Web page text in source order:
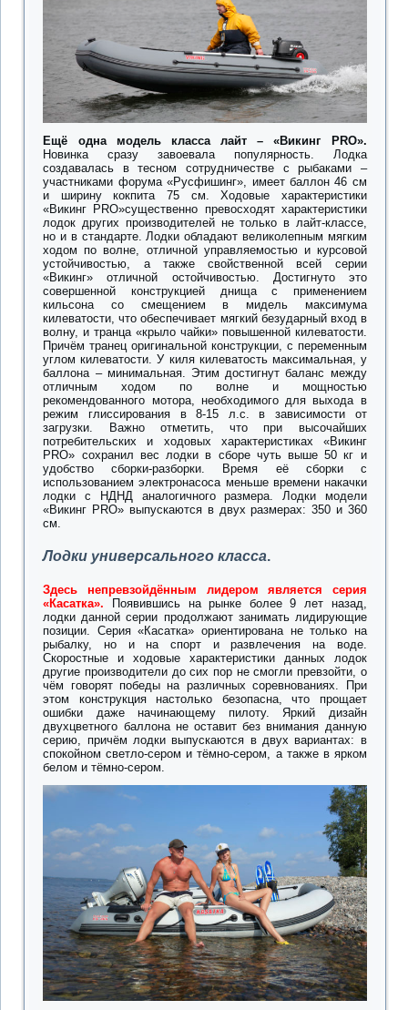
Ещё одна модель класса лайт – «Викинг PRO».
Новинка сразу завоевала популярность. Лодка
создавалась в тесном сотрудничестве с рыбаками –
участниками форума «Русфишинг», имеет баллон 46 см
и ширину кокпита 75 см. Ходовые характеристики
«Викинг PRO»существенно превосходят характеристики
лодок других производителей не только в лайт-классе,
но и в стандарте. Лодки обладают великолепным мягким
ходом по волне, отличной управляемостью и курсовой
устойчивостью, а также свойственной всей серии
«Викинг» отличной остойчивостью. Достигнуто это
совершенной конструкцией днища с применением
кильсона со смещением в мидель максимума
килеватости, что обеспечивает мягкий безударный вход в
волну, и транца «крыло чайки» повышенной килеватости.
Причём транец оригинальной конструкции, с переменным
углом килеватости. У киля килеватость максимальная, у
баллона – минимальная. Этим достигнут баланс между
отличным ходом по волне и мощностью
рекомендованного мотора, необходимого для выхода в
режим глиссирования в 8-15 л.с. в зависимости от
загрузки. Важно отметить, что при высочайших
потребительских и ходовых характеристиках «Викинг
PRO» сохранил вес лодки в сборе чуть выше 50 кг и
удобство сборки-разборки. Время её сборки с
использованием электронасоса меньше времени накачки
лодки с НДНД аналогичного размера. Лодки модели
«Викинг PRO» выпускаются в двух размерах: 350 и 360
см.
Лодки универсального класса.
Здесь непревзойдённым лидером является серия
«Касатка». Появившись на рынке более 9 лет назад,
лодки данной серии продолжают занимать лидирующие
позиции. Серия «Касатка» ориентирована не только на
рыбалку, но и на спорт и развлечения на воде.
Скоростные и ходовые характеристики данных лодок
другие производители до сих пор не смогли превзойти, о
чём говорят победы на различных соревнованиях. При
этом конструкция настолько безопасна, что прощает
ошибки даже начинающему пилоту. Яркий дизайн
двухцветного баллона не оставит без внимания данную
серию, причём лодки выпускаются в двух вариантах: в
спокойном светло-сером и тёмно-сером, а также в ярком
белом и тёмно-сером.